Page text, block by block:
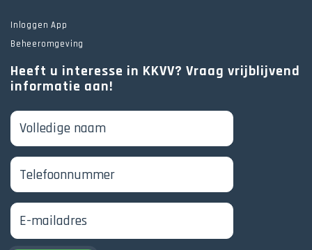
Inloggen App
Beheeromgeving
Heeft u interesse in KKVV? Vraag vrijblijvend
informatie aan!